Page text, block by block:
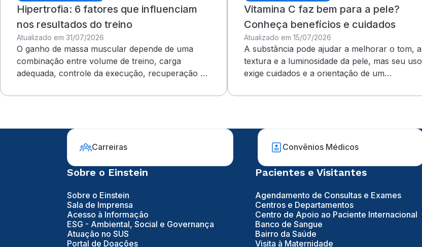
Hipertrofia: 6 fatores que influenciam
nos resultados do treino
Atualizado em 31/07/2026
O ganho de massa muscular depende de uma
combinação entre volume de treino, carga
adequada, controle da execução, recuperação e
Vitamina C faz bem para a pele?
Conheça benefícios e cuidados
Atualizado em 15/07/2026
A substância pode ajudar a melhorar o tom, a
textura e a luminosidade da pele, mas seu uso
exige cuidados e a orientação de um
Carreiras Convênios Médicos
Sobre o Einstein
Sobre o Einstein
Sala de Imprensa
Acesso à Informação
ESG - Ambiental, Social e Governança
Atuação no SUS
Portal de Doações
Pacientes e Visitantes
Agendamento de Consultas e Exames
Centros e Departamentos
Centro de Apoio ao Paciente Internacional
Banco de Sangue
Bairro da Saúde
Visita à Maternidade